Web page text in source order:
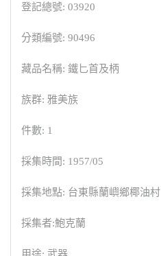
登記總號: 03920
分類編號: 90496
藏品名稱: 鐵匕首及柄
族群: 雅美族
件數: 1
採集時間: 1957/05
採集地點: 台東縣蘭嶼鄉椰油村
採集者:鮑克蘭